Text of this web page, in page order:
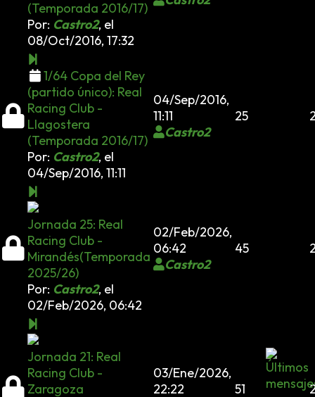
(Temporada 2016/17)
Por: Castro2, el
08/Oct/2016, 17:32
1/64 Copa del Rey
(partido único): Real
Racing Club -
Llagostera
(Temporada 2016/17)
Por: Castro2, el
04/Sep/2016, 11:11
04/Sep/2016,
11:11
Castro2
25
Jornada 25: Real
Racing Club -
Mirandés(Temporada
2025/26)
Por: Castro2, el
02/Feb/2026, 06:42
02/Feb/2026,
06:42
Castro2
45
Jornada 21: Real
Racing Club -
Zaragoza
03/Ene/2026,
22:22
51